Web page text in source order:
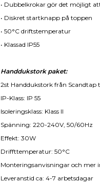
• Dubbelkrokar gör det möjligt
• Diskret startknapp på toppen
• 50°C driftstemperatur
• Klassad IP55
Handdukstork paket:
2st Handdukstork från Scandtap
IP-Klass: IP 55
Isoleringsklass: Klass II
Spänning: 220-240V, 50/60Hz
Effekt: 30W
Driffttemperatur: 50°C
Monteringsanvisningar och mer
Leveranstid ca: 4-7 arbetsdagar